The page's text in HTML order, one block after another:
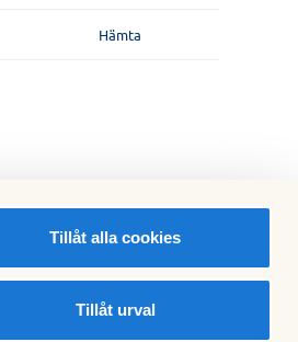
Tillåt alla cookies
Tillåt urval
Hämta